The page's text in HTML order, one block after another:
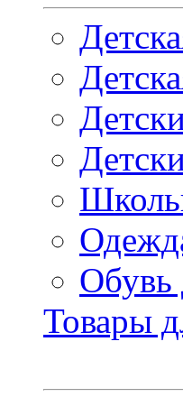
Обувь
Товары